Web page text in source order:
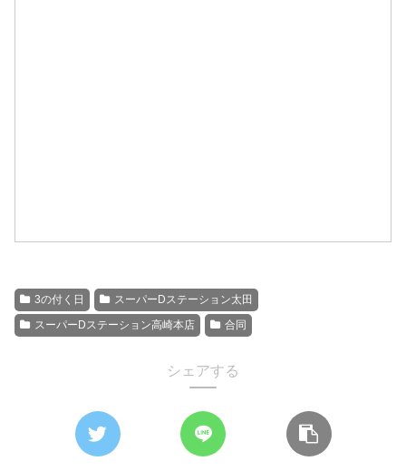
3の付く日
スーパーDステーション太田
スーパーDステーション高崎本店
合同
シェアする